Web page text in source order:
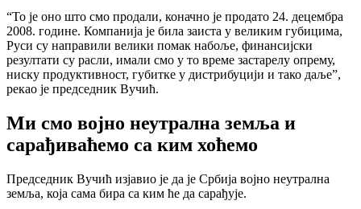
“То је оно што смо продали, коначно је продато 24. децембра
2008. године. Компанија је била заиста у великим губицима,
Руси су направили велики помак набоље, финансијски
резултати су расли, имали смо у то време застарелу опрему,
ниску продуктивност, губитке у дистрибуцији и тако даље”,
рекао је председник Вучић.
Ми смо војно неутрална земља и
сарађиваћемо са ким хоћемо
Председник Вучић изјавио је да је Србија војно неутрална
земља, која сама бира са ким ће да сарађује.